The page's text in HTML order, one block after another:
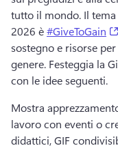
tutto il mondo. Il
2026 è #GiveToGain
sostegno e risorse
genere. Festeggia la
con le idee seguenti.
Mostra
lavoro con eventi o
didattici, GIF